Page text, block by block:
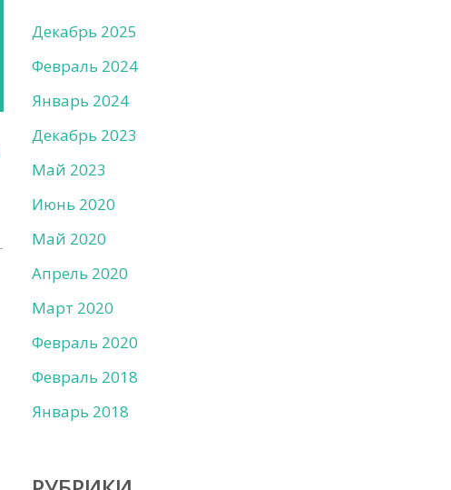
Декабрь 2025
Февраль 2024
Январь 2024
Декабрь 2023
Май 2023
Июнь 2020
Май 2020
Апрель 2020
Март 2020
Февраль 2020
Февраль 2018
Январь 2018